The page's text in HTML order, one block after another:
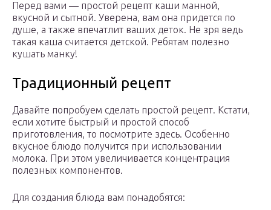
Перед вами — простой рецепт каши манной,
вкусной и сытной. Уверена, вам она придется по
душе, а также впечатлит ваших деток. Не зря ведь
такая каша считается детской. Ребятам полезно
кушать манку!
Традиционный рецепт
Давайте попробуем сделать простой рецепт. Кстати,
если хотите быстрый и простой способ
приготовления, то посмотрите здесь. Особенно
вкусное блюдо получится при использовании
молока. При этом увеличивается концентрация
полезных компонентов.
Для создания блюда вам понадобятся: